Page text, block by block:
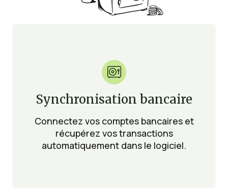

Synchronisation bancaire
Connectez vos comptes bancaires et
récupérez vos transactions
automatiquement dans le logiciel.